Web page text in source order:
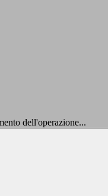
dell'operazione...